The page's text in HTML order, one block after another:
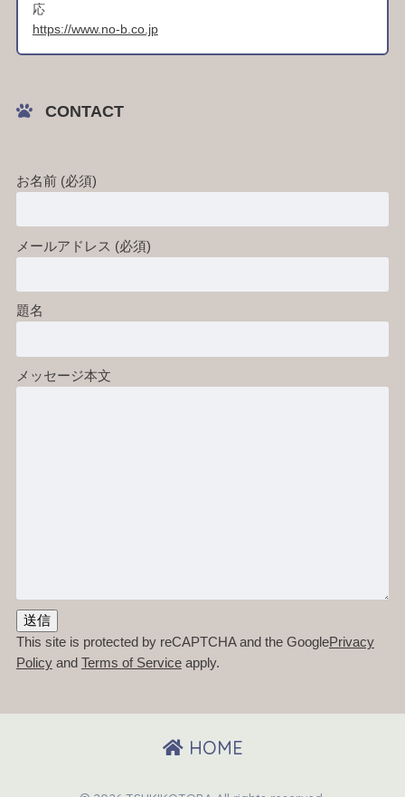
応
https://www.no-b.co.jp
CONTACT
お名前 (必須)
メールアドレス (必須)
題名
メッセージ本文
This site is protected by reCAPTCHA and the GooglePrivacy
Policyand Terms of Serviceapply.
HOME